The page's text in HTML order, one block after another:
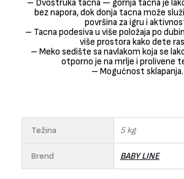
– Dvostruka tacna — gornja tacna je
bez napora, dok donja tacna može
površina za igru i
– Tacna podesiva u više položaja po
više prostora kako dete
– Meko sedište sa navlakom koja se
otporno je na mrlje i prolivene
– Mogućnost sklapanja.
Težina 5 kg
Brend BABY LINE